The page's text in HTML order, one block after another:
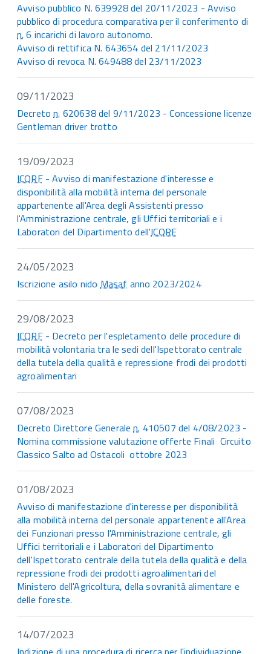
Avviso pubblico N. 639928 del 20/11/2023 - Avviso
pubblico di procedura comparativa per il conferimento di
n. 6 incarichi di lavoro autonomo.
Avviso di rettifica N. 643654 del 21/11/2023
Avviso di revoca N. 649488 del 23/11/2023
09/11/2023
Decreton. 620638 del 9/11/2023 - Concessione licenze
Gentleman driver trotto
19/09/2023
ICQRF- Avviso di manifestazione d'interesse e
disponibilità alla mobilità interna del personale
appartenente all'Area degli Assistenti presso
l'Amministrazione centrale, gli Uffici territoriali e i
Laboratori del Dipartimento dell'ICQRF
24/05/2023
Iscrizione asilo nidoMasaf anno 2023/2024
29/08/2023
ICQRF- Decreto per l'espletamento delle procedure di
mobilità volontaria tra le sedi dell'Ispettorato centrale
della tutela della qualità e repressione frodi dei prodotti
agroalimentari
07/08/2023
Decreto Direttore Generalen. 410507 del 4/08/2023 -
Nomina commissione valutazione offerte Finali Circuito
Classico Salto ad Ostacoli ottobre 2023
01/08/2023
Avviso di manifestazione d'interesse per disponibilità
alla mobilità interna del personale appartenente all'Area
dei Funzionari presso l'Amministrazione centrale, gli
Uffici territoriali e i Laboratori del Dipartimento
dell'Ispettorato centrale della tutela della qualità e della
repressione frodi dei prodotti agroalimentari del
Ministero dell'Agricoltura, della sovranità alimentare e
delle foreste.
14/07/2023